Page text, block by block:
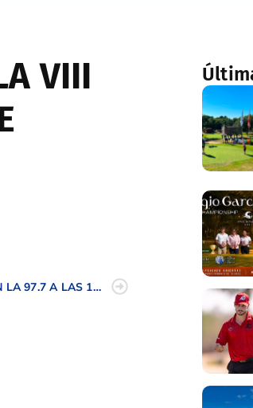
VIII
HOY GOLF EN RADIO EN LA 97.7 A LAS 14:30H